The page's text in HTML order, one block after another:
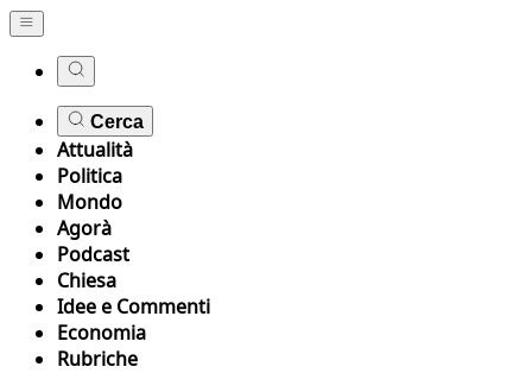
Cerca
Attualità
Politica
Mondo
Agorà
Podcast
Chiesa
Idee e Commenti
Economia
Rubriche